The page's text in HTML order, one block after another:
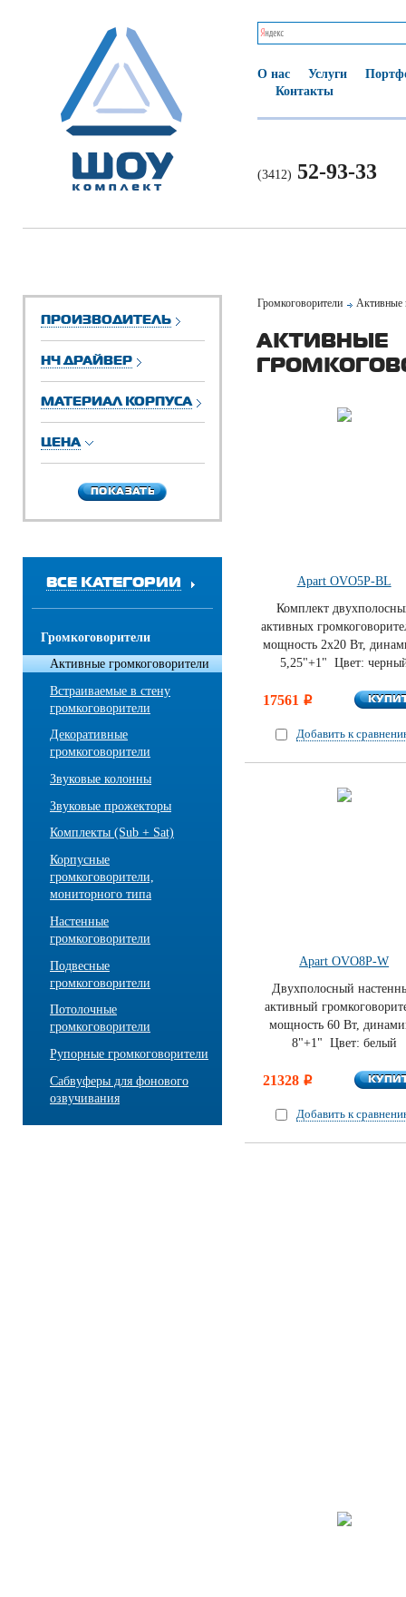
О нас Услуги
Контакты
(3412) 52-93-33
ПРОИЗВОДИТЕЛЬ
НЧ ДРАЙВЕР
МАТЕРИАЛ КОРПУСА
ЦЕНА
ПОКАЗАТЬ
ПОКАЗАТЬ
ВСЕ КАТЕГОРИИ
Громкоговорители
Активные громкоговорители
Встраиваемые в стену
громкоговорители
Декоративные
громкоговорители
Звуковые колонны
Звуковые прожекторы
Комплекты (Sub + Sat)
Корпусные
громкоговорители,
мониторного типа
Настенные
громкоговорители
Подвесные
громкоговорители
Потолочные
громкоговорители
Рупорные громкоговорители
Сабвуферы для фонового
озвучивания
Громкоговорители Активные
АКТИВНЫЕ
Apart OVO5P-BL
Комплект
активных
мощность 2х20 Вт,
5,25"+1" Цвет:
17561 i
Добавить к
Apart OVO8P-W
Двухполосный
активный
мощность 60 Вт,
8"+1" Цвет: белый
21328 i
Добавить к